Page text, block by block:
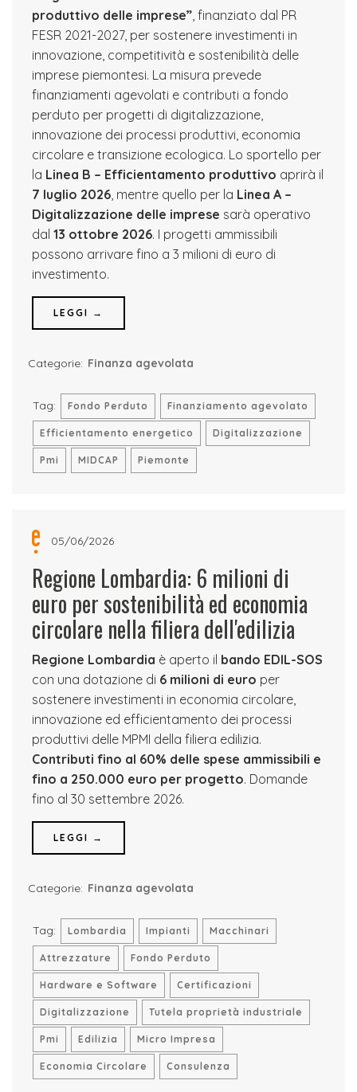
produttivo delle imprese”, finanziato dal PR
FESR 2021-2027, per sostenere investimenti in
innovazione, competitività e sostenibilità delle
imprese piemontesi. La misura prevede
finanziamenti agevolati e contributi a fondo
perduto per progetti di digitalizzazione,
innovazione dei processi produttivi, economia
circolare e transizione ecologica. Lo sportello per
la Linea B – Efficientamento produttivo aprirà il
7 luglio 2026, mentre quello per la Linea A –
Digitalizzazione delle imprese sarà operativo
dal 13 ottobre 2026. I progetti ammissibili
possono arrivare fino a 3 milioni di euro di
investimento.
LEGGI →
Categorie: Finanza agevolata
Tag: Fondo Perduto Finanziamento agevolato
Efficientamento energetico Digitalizzazione
Pmi MIDCAP Piemonte
05/06/2026
Regione Lombardia: 6 milioni di
euro per sostenibilità ed economia
circolare nella filiera dell'edilizia
Regione Lombardia è aperto il bando EDIL-SOS
con una dotazione di 6 milioni di euro per
sostenere investimenti in economia circolare,
innovazione ed efficientamento dei processi
produttivi delle MPMI della filiera edilizia.
Contributi fino al 60% delle spese ammissibili e
fino a 250.000 euro per progetto. Domande
fino al 30 settembre 2026.
LEGGI →
Categorie: Finanza agevolata
Tag: Lombardia Impianti Macchinari
Attrezzature Fondo Perduto
Hardware e Software Certificazioni
Digitalizzazione Tutela proprietà industriale
Pmi Edilizia Micro Impresa
Economia Circolare Consulenza